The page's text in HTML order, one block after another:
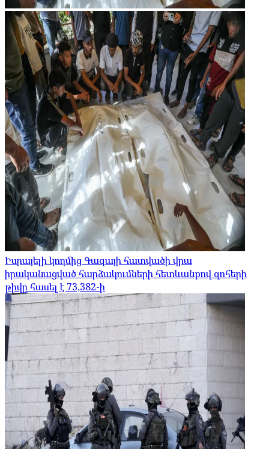
Իսրայելի կողմից Գազայի հատվածի վրա
իրականացված հարձակումների հետևանքով զոհերի
թիվը հասել է 73,382-ի